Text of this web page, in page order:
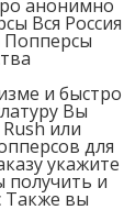
анонимно
Вся Россия
Попперсы
и быстро
Вы
или
для
укажите
получить и
Также вы